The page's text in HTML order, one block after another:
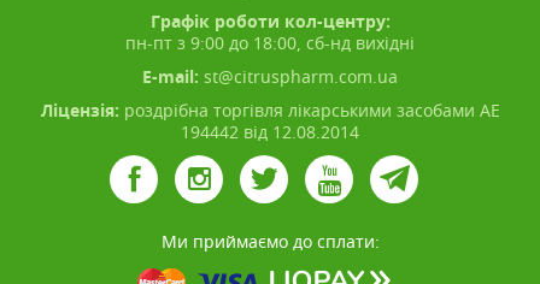
Графік роботи кол-центру:
пн-пт з 9:00 до 18:00, сб-нд вихідні
E-mail: st@citruspharm.com.ua
Ліцензія: роздрібна торгівля лікарськими засобами АЕ
194442 від 12.08.2014
Ми приймаємо до сплати: